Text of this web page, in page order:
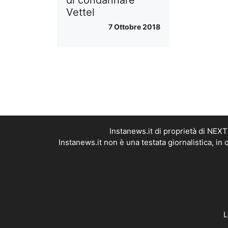
Vettel
7 Ottobre 2018
Instanews.it di proprietà di
Instanews.it non è una testata giornalistica,